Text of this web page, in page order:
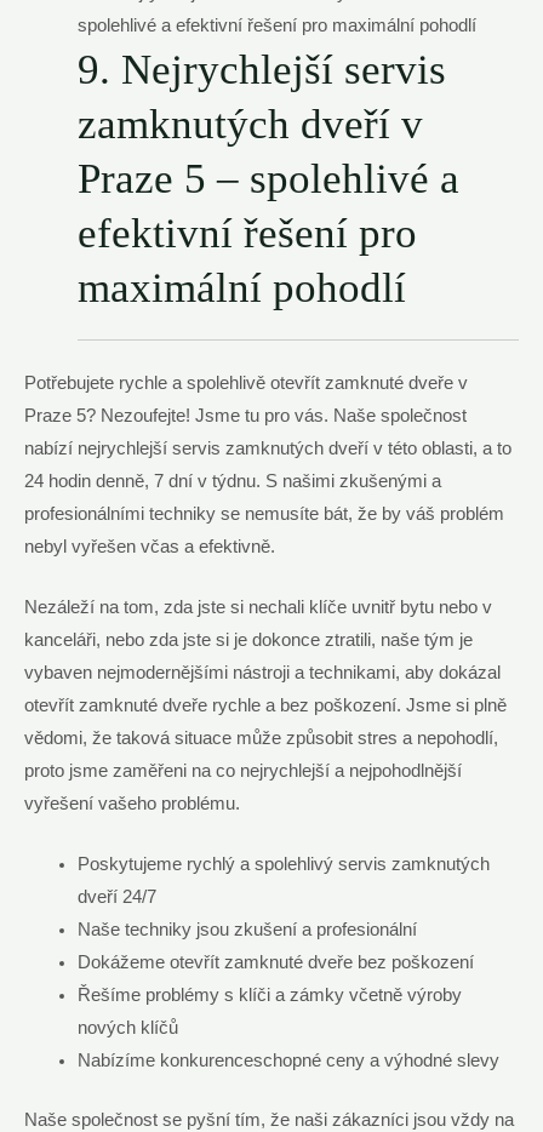
9. Nejrychlejší servis
zamknutých dveří v
Praze 5 – spolehlivé a
efektivní řešení pro
maximální pohodlí
Potřebujete rychle a spolehlivě otevřít zamknuté dveře v
Praze 5? Nezoufejte! Jsme tu pro vás. Naše společnost
nabízí nejrychlejší servis zamknutých dveří v této oblasti, a to
24 hodin denně, 7 dní v týdnu. S našimi zkušenými a
profesionálními techniky se nemusíte bát, že by váš problém
nebyl vyřešen včas a efektivně.
Nezáleží na tom, zda jste si nechali klíče uvnitř bytu nebo v
kanceláři, nebo zda jste si je dokonce ztratili, naše tým je
vybaven nejmodernějšími nástroji a technikami, aby dokázal
otevřít zamknuté dveře rychle a bez poškození. Jsme si plně
vědomi, že taková situace může způsobit stres a nepohodlí,
proto jsme zaměřeni na co nejrychlejší a nejpohodlnější
vyřešení vašeho problému.
Poskytujeme rychlý a spolehlivý servis zamknutých
dveří 24/7
Naše techniky jsou zkušení a profesionální
Dokážeme otevřít zamknuté dveře bez poškození
Řešíme problémy s klíči a zámky včetně výroby
nových klíčů
Nabízíme konkurenceschopné ceny a výhodné slevy
Naše společnost se pyšní tím, že naši zákazníci jsou vždy na